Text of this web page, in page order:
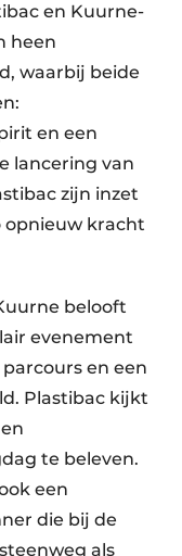
en Kuurne-
heen
waarbij beide
en een
lancering van
zijn inzet
opnieuw kracht
belooft
evenement
en een
Plastibac kijkt
te beleven.
een
die bij de
als